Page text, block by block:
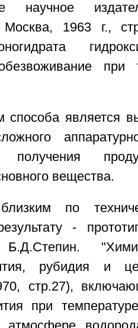
научное
Москва, 1963 г.,
при
способа является
получения
вещества.
по
-
рубидия и
стр.27),
при